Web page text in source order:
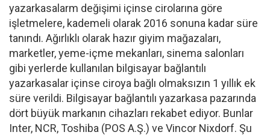
yazarkasalarm değişimi içinse cirolarına göre
işletmelere, kademeli olarak 2016 sonuna kadar süre
tanındı. Ağırlıklı olarak hazır giyim mağazaları,
marketler, yeme-içme mekanları, sinema salonları
gibi yerlerde kullanılan bilgisayar bağlantılı
yazarkasalar içinse ciroya bağlı olmaksızın 1 yıllık ek
süre verildi. Bilgisayar bağlantılı yazarkasa pazarında
dört büyük markanın cihazları rekabet ediyor. Bunlar
Inter, NCR, Toshiba (POS A.Ş.) ve Vincor Nixdorf. Şu